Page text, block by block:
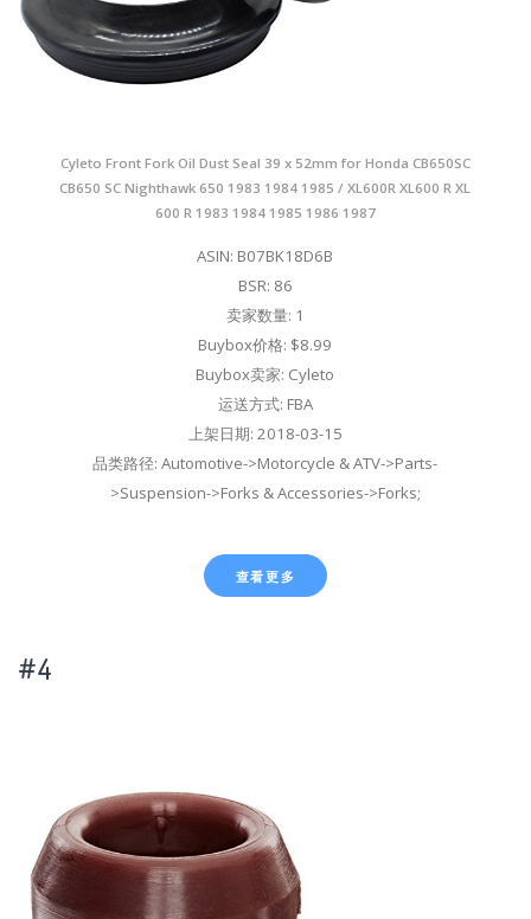
Cyleto Front Fork Oil Dust Seal 39 x 52mm for Honda CB650SC
CB650 SC Nighthawk 650 1983 1984 1985 / XL600R XL600 R XL
600 R 1983 1984 1985 1986 1987
ASIN: B07BK18D6B
BSR: 86
卖家数量: 1
Buybox价格: $8.99
Buybox卖家: Cyleto
运送方式: FBA
上架日期: 2018-03-15
品类路径: Automotive->Motorcycle & ATV->Parts-
>Suspension->Forks & Accessories->Forks;
查看更多
#4